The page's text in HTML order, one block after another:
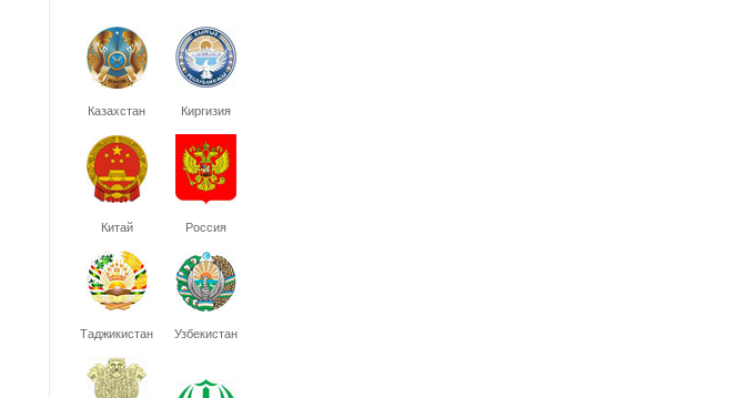
Казахстан Киргизия
Китай Россия
Таджикистан Узбекистан